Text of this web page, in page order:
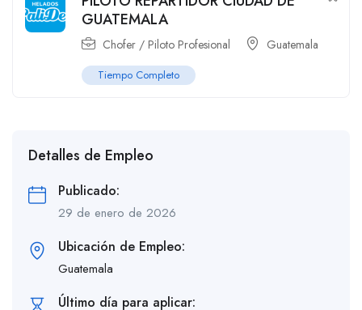
GUATEMALA
Chofer / Piloto Profesional Guatemala
Tiempo Completo
Detalles de Empleo
Publicado:
29 de enero de 2026
Ubicación de Empleo:
Guatemala
Último día para aplicar: